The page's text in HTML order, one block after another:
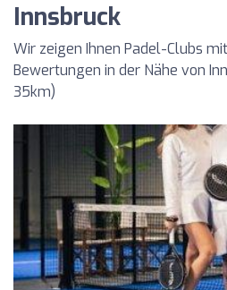
Innsbruck
Wir zeigen Ihnen Padel-Clubs
Bewertungen in der Nähe von
35km)